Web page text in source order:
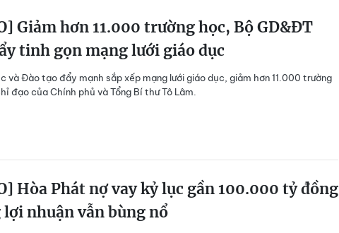
Giảm hơn 11.000 trường học, Bộ GD&ĐT
tinh gọn mạng lưới giáo dục
và Đào tạo đẩy mạnh sắp xếp mạng lưới giáo dục, giảm hơn 11.000 trường
đạo của Chính phủ và Tổng Bí thư Tô Lâm.
Hòa Phát nợ vay kỷ lục gần 100.000 tỷ đồng
nhuận vẫn bùng nổ